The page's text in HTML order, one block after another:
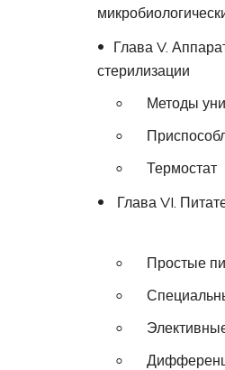
Глава V.
стерилизации
Методы
Термостат
Глава VI.
Простые